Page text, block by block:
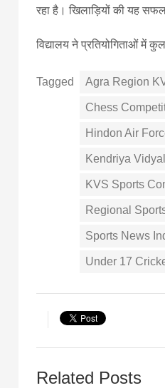
रहा है। खिलाड़ियों की यह
विद्यालय ने प्रतियोगिताओं में
Tagged Agra Region
Chess
Hindon Air
Kendriya
KVS Sports
Regional
Sports News
Under 17
Related Posts